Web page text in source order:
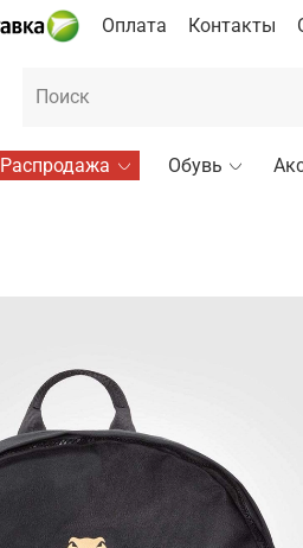
Оплата Контакты
Распродажа Обувь